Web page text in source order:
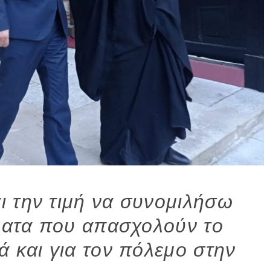
την τιμή να συνομιλήσω
που απασχολούν το
και για τον πόλεμο στην